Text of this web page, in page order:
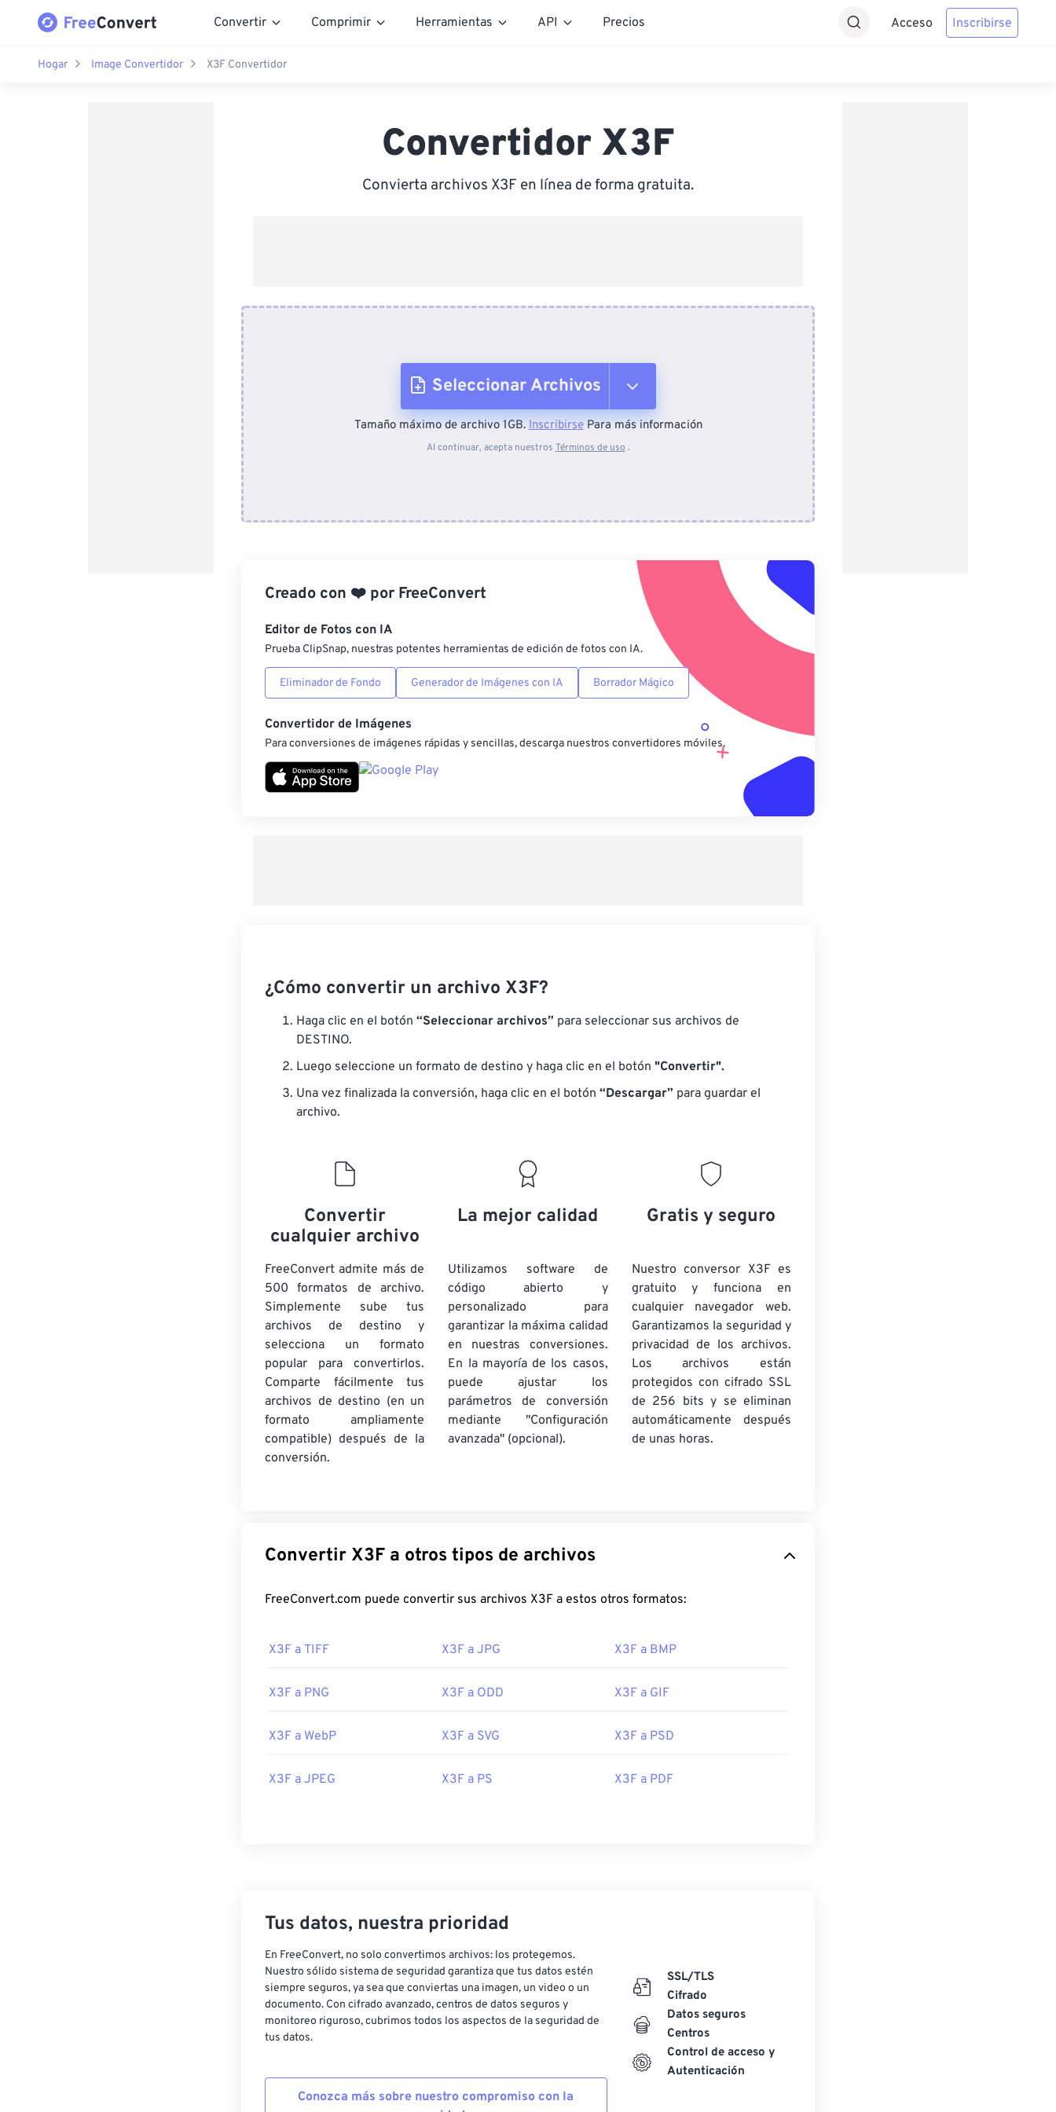
Convertir Comprimir Herramientas API Precios Acceso Inscribirse
Hogar Image Convertidor X3F Convertidor
Convertidor X3F
Convierta archivos X3F en línea de forma gratuita.
Seleccionar Archivos
Desde el dispositivo
Desde OneDrive
Desde URL
Tamaño máximo de archivo 1GB.InscribirsePara más información
Al continuar, acepta nuestros Términos de uso .
Creado con ❤️ por FreeConvert
Editor de Fotos con IA
Prueba ClipSnap, nuestras potentes herramientas de edición de fotos con IA.
Eliminador de Fondo Generador de Imágenes con IA Borrador Mágico
Convertidor de Imágenes
Para conversiones de imágenes rápidas y sencillas, descarga nuestros convertidores móviles.
¿Cómo convertir un archivo X3F?
Haga clic en el botón “Seleccionar archivos” para seleccionar sus archivos de
DESTINO.
Luego seleccione un formato de destino y haga clic en el botón "Convertir".
Una vez finalizada la conversión, haga clic en el botón “Descargar” para guardar el
archivo.
Convertir
cualquier archivo
FreeConvert admite más de
500 formatos de archivo.
Simplemente sube tus
archivos de destino y
selecciona un formato
popular para convertirlos.
Comparte fácilmente tus
archivos de destino (en un
formato ampliamente
compatible) después de la
conversión.
La mejor calidad
Utilizamos software de
código abierto y
personalizado para
garantizar la máxima calidad
en nuestras conversiones.
En la mayoría de los casos,
puede ajustar los
parámetros de conversión
mediante "Configuración
avanzada" (opcional).
Gratis y seguro
Nuestro conversor X3F es
gratuito y funciona en
cualquier navegador web.
Garantizamos la seguridad y
privacidad de los archivos.
Los archivos están
protegidos con cifrado SSL
de 256 bits y se eliminan
automáticamente después
de unas horas.
Convertir X3F a otros tipos de archivos
FreeConvert.com puede convertir sus archivos X3F a estos otros formatos:
X3F a TIFF X3F a JPG X3F a BMP
X3F a PNG X3F a ODD X3F a GIF
X3F a WebP X3F a SVG X3F a PSD
X3F a JPEG X3F a PS X3F a PDF
Tus datos, nuestra prioridad
En FreeConvert, no solo convertimos archivos: los protegemos.
Nuestro sólido sistema de seguridad garantiza que tus datos estén
siempre seguros, ya sea que conviertas una imagen, un video o un
documento. Con cifrado avanzado, centros de datos seguros y
monitoreo riguroso, cubrimos todos los aspectos de la seguridad de
tus datos.
Conozca más sobre nuestro compromiso con la
SSL/TLS
Cifrado
Datos seguros
Centros
Control de acceso y
Autenticación